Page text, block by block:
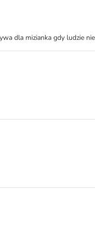
dla mizianka gdy ludzie